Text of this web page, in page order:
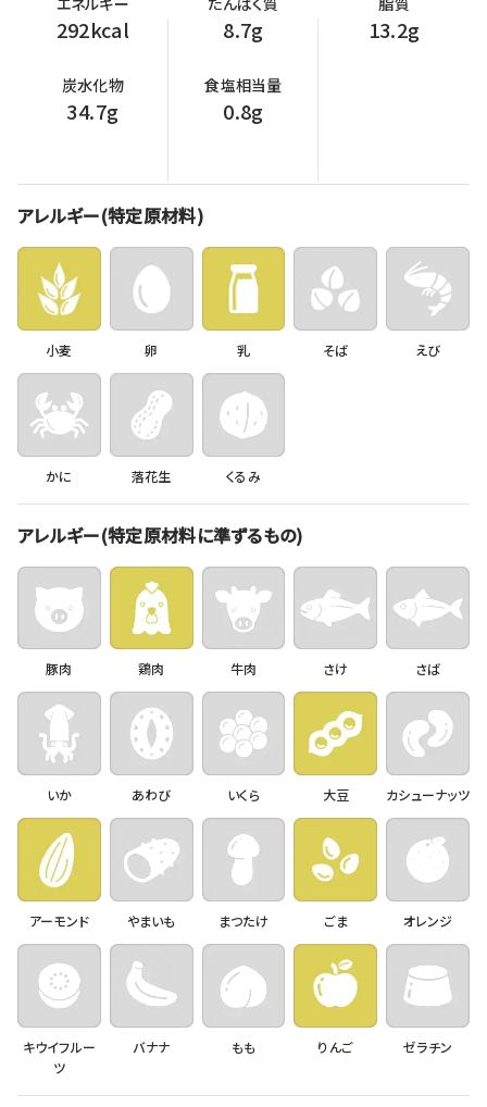
292kcal 8.7g 13.2g
炭水化物
34.7g
食塩相当量
0.8g
アレルギー(特定原材料)
小麦 卵 乳 そば えび
かに 落花生 くるみ
アレルギー(特定原材料に準ずるもの)
豚肉 鶏肉 牛肉 さけ さば
いか あわび いくら 大豆 カシューナッツ
アーモンド やまいも まつたけ ごま オレンジ
キウイフルー
ツ
バナナ もも りんご ゼラチン